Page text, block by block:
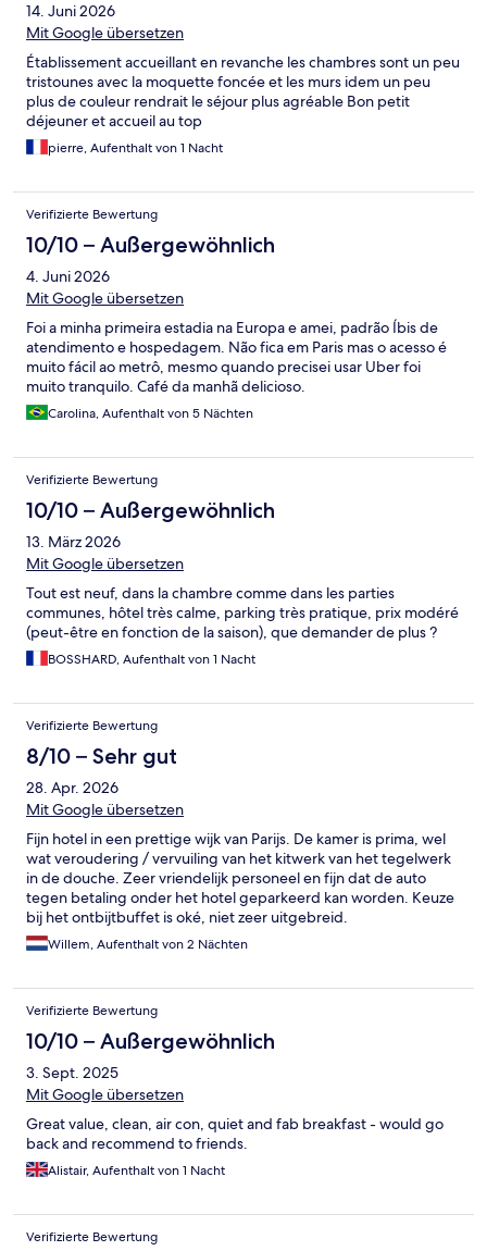
14. Juni 2026
Mit Google übersetzen
Établissement accueillant en revanche les chambres sont un peu
tristounes avec la moquette foncée et les murs idem un peu
plus de couleur rendrait le séjour plus agréable Bon petit
déjeuner et accueil au top
pierre, Aufenthalt von 1 Nacht
Verifizierte Bewertung
10/10 – Außergewöhnlich
4. Juni 2026
Mit Google übersetzen
Foi a minha primeira estadia na Europa e amei, padrão Íbis de
atendimento e hospedagem. Não fica em Paris mas o acesso é
muito fácil ao metrô, mesmo quando precisei usar Uber foi
muito tranquilo. Café da manhã delicioso.
Carolina, Aufenthalt von 5 Nächten
Verifizierte Bewertung
10/10 – Außergewöhnlich
13. März 2026
Mit Google übersetzen
Tout est neuf, dans la chambre comme dans les parties
communes, hôtel très calme, parking très pratique, prix modéré
(peut-être en fonction de la saison), que demander de plus ?
BOSSHARD, Aufenthalt von 1 Nacht
Verifizierte Bewertung
8/10 – Sehr gut
28. Apr. 2026
Mit Google übersetzen
Fijn hotel in een prettige wijk van Parijs. De kamer is prima, wel
wat veroudering / vervuiling van het kitwerk van het tegelwerk
in de douche. Zeer vriendelijk personeel en fijn dat de auto
tegen betaling onder het hotel geparkeerd kan worden. Keuze
bij het ontbijtbuffet is oké, niet zeer uitgebreid.
Willem, Aufenthalt von 2 Nächten
Verifizierte Bewertung
10/10 – Außergewöhnlich
3. Sept. 2025
Mit Google übersetzen
Great value, clean, air con, quiet and fab breakfast - would go
back and recommend to friends.
Alistair, Aufenthalt von 1 Nacht
Verifizierte Bewertung